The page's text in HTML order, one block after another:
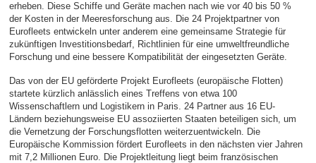
erheben. Diese Schiffe und Geräte machen nach wie vor 40 bis 50 %
der Kosten in der Meeresforschung aus. Die 24 Projektpartner von
Eurofleets entwickeln unter anderem eine gemeinsame Strategie für
zukünftigen Investitionsbedarf, Richtlinien für eine umweltfreundliche
Forschung und eine bessere Kompatibilität der eingesetzten Geräte.
Das von der EU geförderte Projekt Eurofleets (europäische Flotten)
startete kürzlich anlässlich eines Treffens von etwa 100
Wissenschaftlern und Logistikern in Paris. 24 Partner aus 16 EU-
Ländern beziehungsweise EU assoziierten Staaten beteiligen sich, um
die Vernetzung der Forschungsflotten weiterzuentwickeln. Die
Europäische Kommission fördert Eurofleets in den nächsten vier Jahren
mit 7,2 Millionen Euro. Die Projektleitung liegt beim französischen